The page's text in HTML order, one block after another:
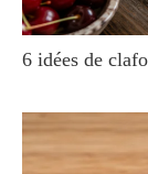
6 idées de